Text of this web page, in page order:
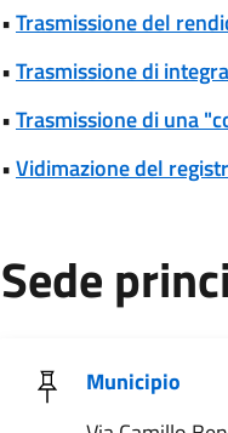
•Trasmissione del
•Trasmissione di
•Trasmissione di una
•Vidimazione del
Sede
Municipio